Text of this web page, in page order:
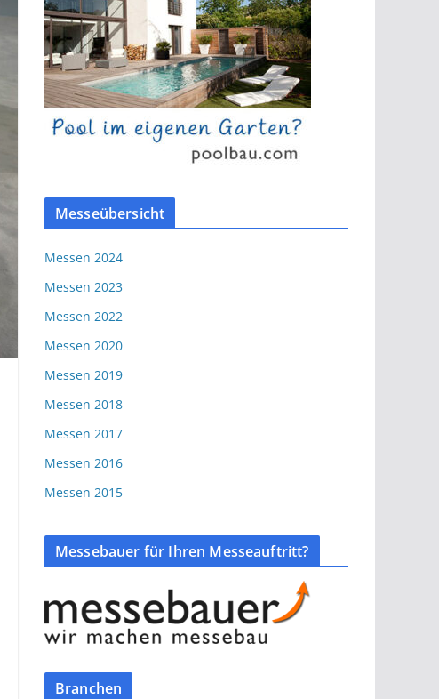
Messeübersicht
Messen 2024
Messen 2023
Messen 2022
Messen 2020
Messen 2019
Messen 2018
Messen 2017
Messen 2016
Messen 2015
Messebauer für Ihren Messeauftritt?
Branchen